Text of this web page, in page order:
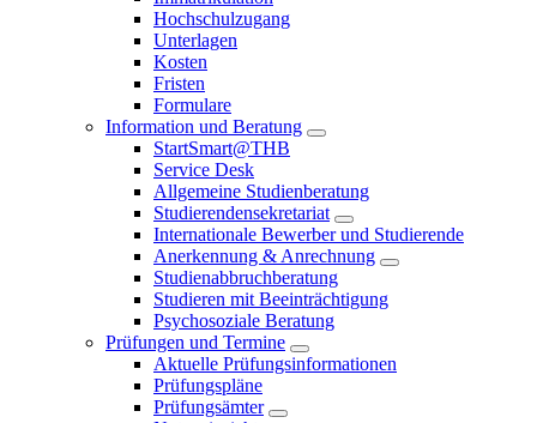
Hochschulzugang
Unterlagen
Kosten
Fristen
Formulare
Information und Beratung
StartSmart@THB
Service Desk
Allgemeine Studienberatung
Studierendensekretariat
Internationale Bewerber und Studierende
Anerkennung & Anrechnung
Studienabbruchberatung
Studieren mit Beeinträchtigung
Psychosoziale Beratung
Prüfungen und Termine
Aktuelle Prüfungsinformationen
Prüfungspläne
Prüfungsämter